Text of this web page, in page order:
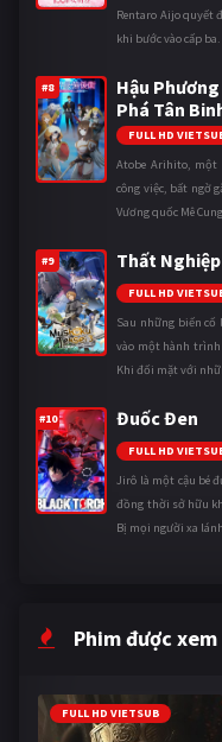
Rentaro Aijo quyết
khi bước vào cấp
#8
Hậu
Phá Tân
FULL HD
Atobe Arihito, một
công việc, bất ngờ
Vương quốc Mê
#9 Thất
FULL HD
Sau những biến cố
vào một hành
Khi đối mặt với
#10 Đuốc Đen
FULL HD
Jirô là một cậu bé
đồng thời sở hữu
Bị mọi người xa
Phim được xem
FULL HD VIETSUB